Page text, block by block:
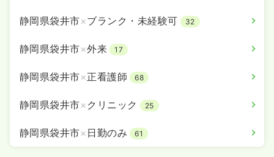
静岡県袋井市×ブランク・未経験可 32
静岡県袋井市×外来 17
静岡県袋井市×正看護師 68
静岡県袋井市× クリニック 25
静岡県袋井市× 日勤のみ 61